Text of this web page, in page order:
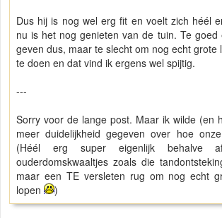
Dus hij is nog wel erg fit en voelt zich héél
nu is het nog genieten van de tuin. Te
geven dus, maar te slecht om nog echt grote
te doen en dat vind ik ergens wel spijtig.
---
Sorry voor de lange post. Maar ik wilde (en
meer duidelijkheid gegeven over hoe
(Héél erg super eigenlijk
ouderdomskwaaltjes zoals die
maar een TE versleten rug om nog echt
lopen
)